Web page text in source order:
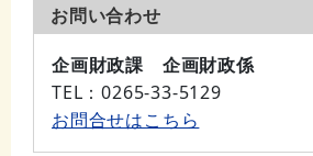
お問い合わせ
企画財政課 企画財政係
TEL ：0265-33-5129
お問合せはこちら